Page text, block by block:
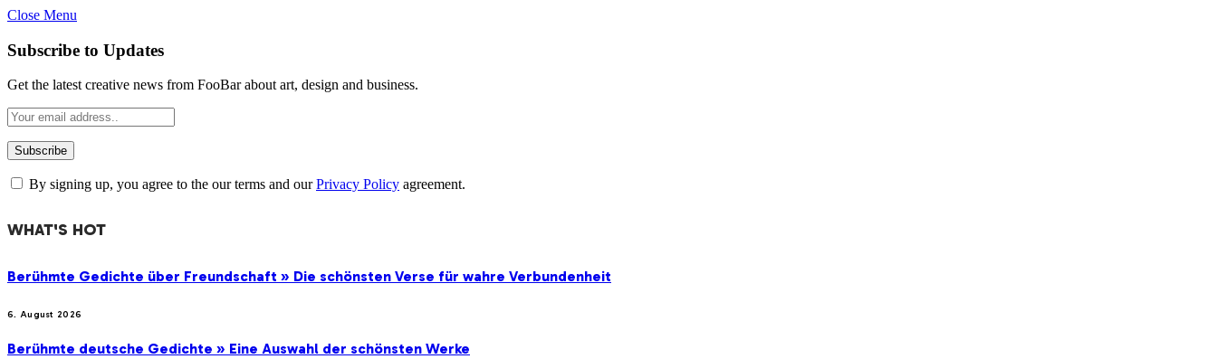
Close Menu
Subscribe to Updates
Get the latest creative news from FooBar about art, design and business.
By signing up, you agree to the our terms and ourPrivacy Policy agreement.
WHAT'S HOT
Berühmte Gedichte über Freundschaft » Die schönsten Verse für wahre Verbundenheit
6. August 2026
Berühmte deutsche Gedichte » Eine Auswahl der schönsten Werke